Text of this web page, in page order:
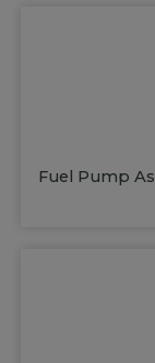
Fuel Pump